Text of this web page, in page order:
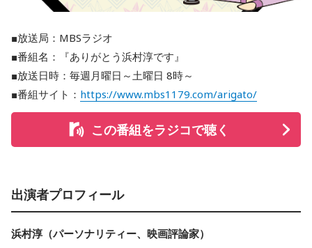
■放送局：MBSラジオ
■番組名：『ありがとう浜村淳です』
■放送日時：毎週月曜日～土曜日 8時～
■番組サイト： https://www.mbs1179.com/arigato/
この番組をラジコで聴く
出演者プロフィール
浜村淳（パーソナリティー、映画評論家）